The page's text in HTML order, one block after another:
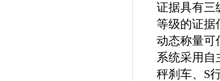
证据具有三
等级的证据
动态称量可
系统采用自
秤刹车、 S